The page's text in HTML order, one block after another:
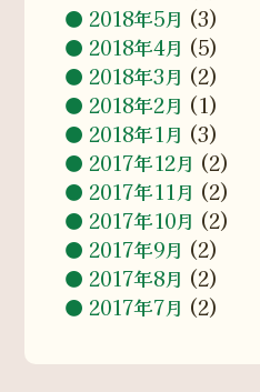
2018年5月 (3)
2018年4月 (5)
2018年3月 (2)
2018年2月 (1)
2018年1月 (3)
2017年12月 (2)
2017年11月 (2)
2017年10月 (2)
2017年9月 (2)
2017年8月 (2)
2017年7月 (2)